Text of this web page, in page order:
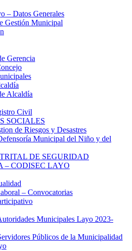
– Datos Generales
Gestión Municipal
Gerencia
Alcaldía
Civil
SOCIALES
de Riesgos y Desastres
Municipal del Niño y del
DE SEGURIDAD
– CODISEC LAYO
– Convocatorias
Municipales Layo 2023-
Públicos de la Municipalidad